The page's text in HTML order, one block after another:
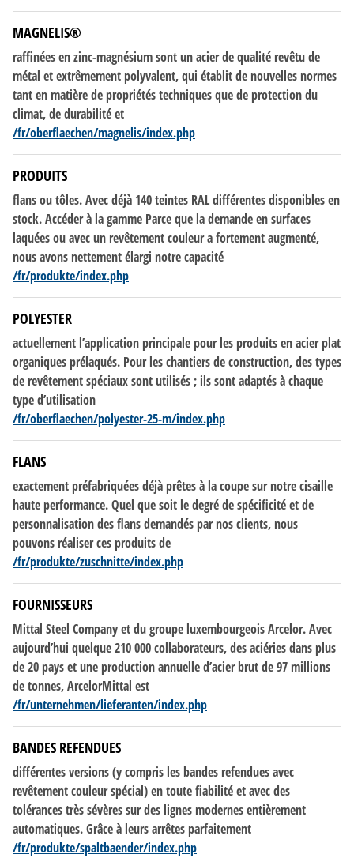
MAGNELIS®
raffinées en zinc-magnésium sont un acierdequalité revêtude
métal et extrêmement polyvalent, qui établitde nouvelles normes
tant en matièrede propriétés techniques quede protection du
climat,dedurabilité et
/fr/oberflaechen/magnelis/index.php
PRODUITS
flans ou tôles. Avec déjà 140 teintes RAL différentes disponibles en
stock. Accéder à la gamme Parce que lademandeen surfaces
laquées ou avec un revêtement couleur a fortement augmenté,
nous avons nettement élargi notre capacité
/fr/produkte/index.php
POLYESTER
actuellement l’application principale pour les produits en acier plat
organiques prélaqués. Pour les chantiersdeconstruction,destypes
de revêtement spéciaux sont utilisés ; ils sont adaptés à chaque
type d’utilisation
/fr/oberflaechen/polyester-25-m/index.php
FLANS
exactement préfabriquées déjà prêtes à la coupe sur notre cisaille
haute performance. Quel que soit le degrédespécificité etde
personnalisationdesflans demandés par nos clients, nous
pouvons réaliser ces produitsde
/fr/produkte/zuschnitte/index.php
FOURNISSEURS
Mittal Steel Company et du groupe luxembourgeois Arcelor. Avec
aujourd’hui quelque 210 000 collaborateurs,desaciéries dans plus
de20 pays et une production annuelle d’acier brutde97 millions
detonnes, ArcelorMittal est
/fr/unternehmen/lieferanten/index.php
BANDES REFENDUES
différentes versions (y compris les bandes refendues avec
revêtement couleur spécial) en toute fiabilité et avecdes
tolérances très sévères surdes lignes modernes entièrement
automatiques. Grâce à leurs arrêtes parfaitement
/fr/produkte/spaltbaender/index.php